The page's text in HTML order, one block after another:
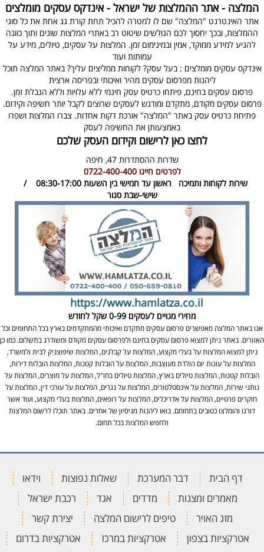
המלצה - אתר ההמלצות של ישראל - אינדקס עסקים מומלצים
אתר האינטרנט "המלצה" שם לו למטרה להכיל תחת קורת גג אחת את כל סוגי
ההמלצות, ובכך יחסוך לכם הגולשים שיטוט רב באתרי המלצות שונים ותוך כוונה
להגיע למידע ממוקד, אמין ובמינימום זמן. המלצות על עסקים, טיולים, מידע על
עמותות ועוד
אינדקס עסקים מומלצים : בעל עסק? לקוחות ממליצים עליך? באתר המלצה תוכל
ליהנות מפרסום עסקים מהיר ואיכותי ובפריסה ארצית
פרסום עסקים בחינם, פיתחו כרטיס עסק חינמי ללא עלויות וללא הגבלת זמן.
פרסום עסקים מקודם, מתקדם ומודגש לעסקים שרוצים לקבל יותר חשיפה וקידום.
פתיחת כרטיס עסק באתר "המלצה" אורכת דקות אחדות. צברו המלצות ושפרו
באמצעותן את החשיפה לעסק
לחצו כאן לרישום וקידום העסק שלכם
שדרות ההסתדרות 47,
חיפה
לפרטים חייגו0722-400-400
שירות לקוחות ותמיכה
ראשון עד חמישי בין השעות 08:30-17:00 /
שישי-שבת סגור
https://www.hamlatza.co.il
מחירי מנויים לעסקים 0-99 שקל לחודש
אנו באתר המלצה מאפשרים פרסום עסקים מתקדם ואיכותי מהמתקדמים בארץ בכל התחומים וכל
האזורים. באתר ניתן למצוא פרסום עסקים בחינם ולפרסום עסקים מקודם ומשודרג בתשלום. כמו כן
ניתן למצוא המלצות על בעלי מקצוע, המלצות על קבלנים, המלצות שיפוצניק לבית ולמשרד,
המלצות על עוגות יום הולדת מעוצבות, המלצות על הובלות קטנות, המלצות הובלות דירות,
הובלות קטנות, המלצות טיולים בארץ, המלצות טיולים בחו"ל, המלצות על מוצרים, המלצות על
נותני שירות, המלצות על אינסטלטורים, המלצות על נגרים, המלצות על עורכי דין, המלצות על
חוקרים פרטיים, המלצות על אדריכלים, המלצות על רופאים, המלצות בעלי מקצוע, ועוד אשר
דורגו והומלצו כטובים בתחומם. בואו ליהנות מניסיון של אחרים. באתר תוכלו לרשום המלצות
ולחפש המלצות בכל תחום.
דף הבית דבר המערכת שאלות נפוצות
וידאו
מאמרים ומצגות
מדדים אגד
רכבת ישראל
מזג האויר
טיפים לרישום המלצה
יצירת קשר
אטרקציות בצפון
אטרקציות במרכז
אטרקציות בדרום